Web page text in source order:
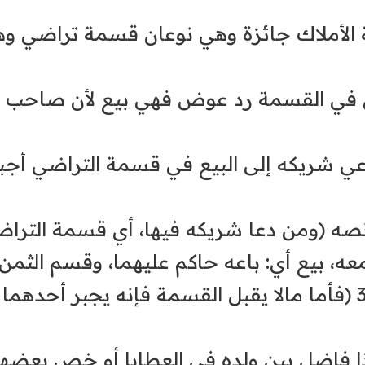
29/46 (وقسمة الأملاك جائزة وهي نوعان
4/336 (وإذا كان في القسمة رد عوض فهي بيع
29/48 (من دعي شريكه إلى البيع في قسمة
(ومن دعا شريكه فيها، أي قسمة
بيع أي: باعه حاكم عليهما، وقسم
جاء في قواعد ابن رجب ص348 (فأما مالا يقبل القسمة
الشرح الكبير 17/68 (إذا فاضل بين ولده فى